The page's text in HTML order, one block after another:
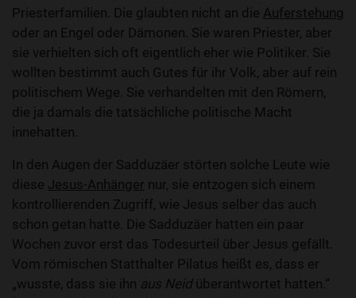
Priesterfamilien. Die glaubten nicht an die Auferstehung
oder an Engel oder Dämonen. Sie waren Priester, aber
sie verhielten sich oft eigentlich eher wie Politiker. Sie
wollten bestimmt auch Gutes für ihr Volk, aber auf rein
politischem Wege. Sie verhandelten mit den Römern,
die ja damals die tatsächliche politische Macht
innehatten.
In den Augen der Sadduzäer störten solche Leute wie
diese Jesus-Anhänger nur, sie entzogen sich einem
kontrollierenden Zugriff, wie Jesus selber das auch
schon getan hatte. Die Sadduzäer hatten ein paar
Wochen zuvor erst das Todesurteil über Jesus gefällt.
Vom römischen Statthalter Pilatus heißt es, dass er
„wusste, dass sie ihn aus Neidüberantwortet hatten.“